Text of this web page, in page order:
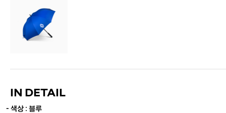
IN DETAIL
- 색상 : 블루